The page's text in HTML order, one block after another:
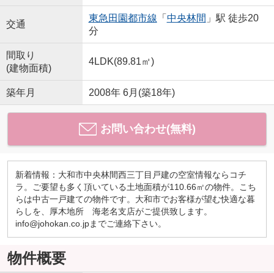
交通
東急田園都市線 「 中央林間 」駅 徒歩20
分
間取り
(建物面積)
4LDK(89.81㎡)
築年月 2008年 6月(築18年)
お問い合わせ(無料)
新着情報：大和市中央林間西三丁目戸建の空室情報ならコチ
ラ。ご要望も多く頂いている土地面積が110.66㎡の物件。こち
らは中古一戸建ての物件です。大和市でお客様が望む快適な暮
らしを、厚木地所 海老名支店がご提供致します。
info@johokan.co.jpまでご連絡下さい。
物件概要